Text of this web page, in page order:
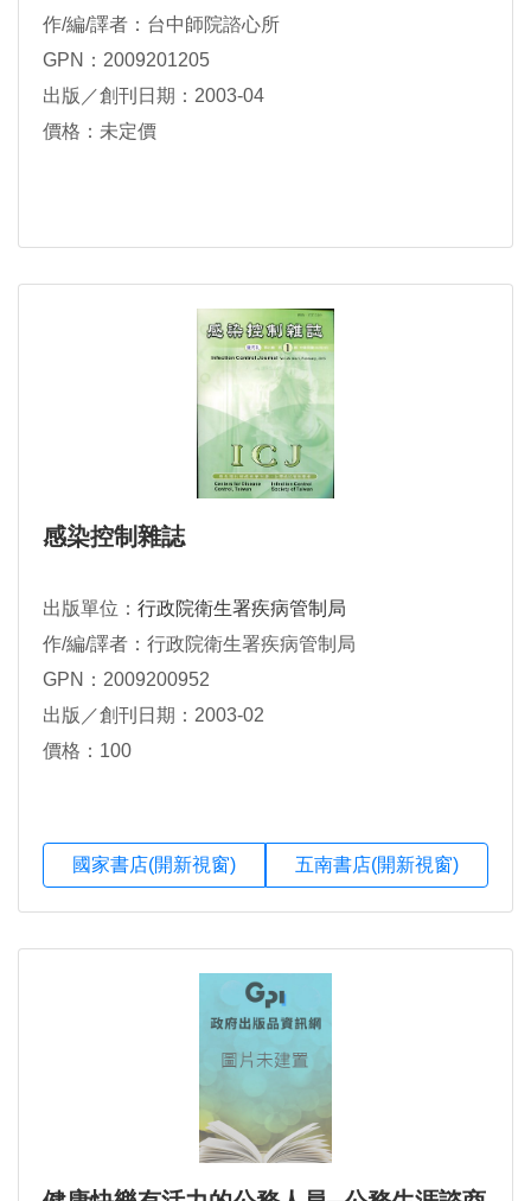
作/編/譯者：台中師院諮心所
GPN：2009201205
出版／創刊日期：2003-04
價格：未定價
感染控制雜誌
出版單位： 行政院衛生署疾病管制局
作/編/譯者：行政院衛生署疾病管制局
GPN：2009200952
出版／創刊日期：2003-02
價格：100
國家書店(開新視窗) 五南書店(開新視窗)